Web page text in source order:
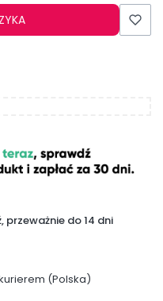
przeważnie do 14 dni
(Polska)